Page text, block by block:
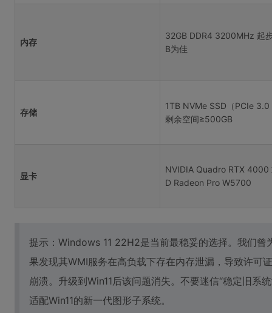
内存
32GB DDR4 3200MHz 起
B为佳
存储
1TB NVMe SSD（PCIe
剩余空间≥500GB
显卡
NVIDIA Quadro RTX 4000
D Radeon Pro W5700
提示：Windows 11 22H2是当前最稳妥的选择。我们
果发现其WMI服务在高负载下存在内存泄漏，导致许可
崩溃。升级到Win11后该问题消失。不要迷信“稳定旧
适配Win11的新一代图形子系统。